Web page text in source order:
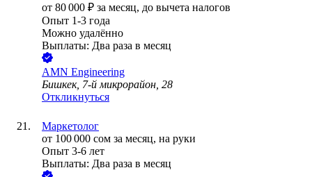
от 80 000 ₽ за месяц, до вычета налогов
Опыт 1-3 года
Можно удалённо
Выплаты: Два раза в месяц
AMN Engineering
Бишкек, 7-й микрорайон, 28
Откликнуться
Маркетолог
от 100 000 сом за месяц, на руки
Опыт 3-6 лет
Выплаты: Два раза в месяц